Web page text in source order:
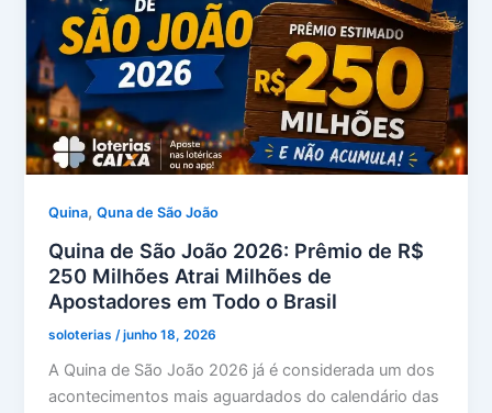
Quina,Quna de São João
Quina de São João 2026: Prêmio de R$
250 Milhões Atrai Milhões de
Apostadores em Todo o Brasil
soloterias /junho 18, 2026
A Quina de São João 2026 já é considerada um dos
acontecimentos mais aguardados do calendário das